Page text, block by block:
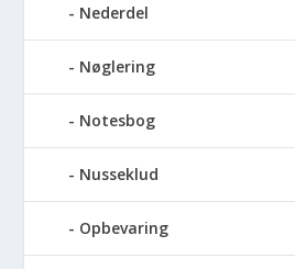
Nederdel
Nøglering
Notesbog
Nusseklud
Opbevaring